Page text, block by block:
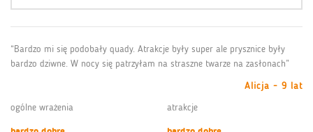
“Bardzo mi się podobały quady. Atrakcje były super ale prysznice były
bardzo dziwne. W nocy się patrzyłam na straszne twarze na zasłonach”
Alicja - 9 lat
ogólne wrażenia
atrakcje